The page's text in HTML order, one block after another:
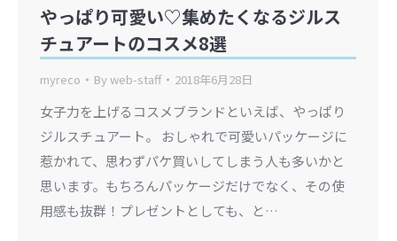
やっぱり可愛い♡集めたくなるジルス
チュアートのコスメ8選
myreco Byweb-staff 2018年6月28日
女子力を上げるコスメブランドといえば、やっぱり
ジルスチュアート。 おしゃれで可愛いパッケージに
惹かれて、思わずパケ買いしてしまう人も多いかと
思います。もちろんパッケージだけでなく、その使
用感も抜群！プレゼントとしても、と…